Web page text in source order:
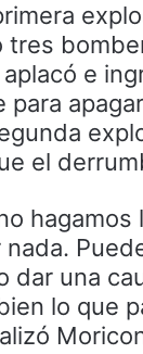
tres
e
para
el
hagamos
dar una
lo que